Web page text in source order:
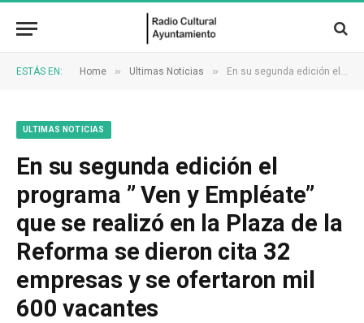
ESTÁS EN: Home » Ultimas Noticias » En su segunda edición el programa ” Ven y Empléate” que se realizó en la Plaza de la Reforma se dieron cita 32 empresas y se ofertaron mil 600 vacantes
ULTIMAS NOTICIAS
En su segunda edición el
programa ” Ven y Empléate”
que se realizó en la Plaza de la
Reforma se dieron cita 32
empresas y se ofertaron mil
600 vacantes